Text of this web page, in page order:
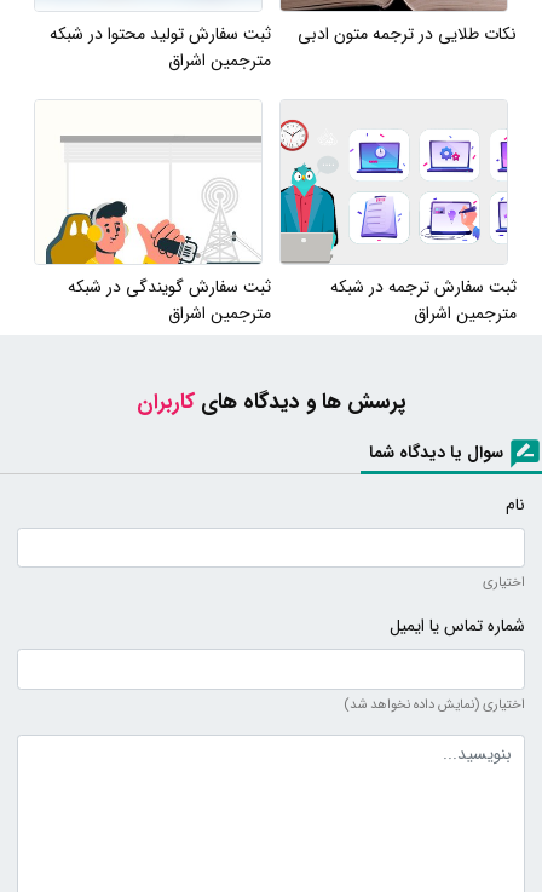
نکات طلایی در ترجمه متون ادبی
ثبت سفارش تولید محتوا در شبکه
مترجمین اشراق
ثبت سفارش ترجمه در شبکه
مترجمین اشراق
ثبت سفارش گویندگی در شبکه
مترجمین اشراق
پرسش ها و دیدگاه هایکاربران
سوال یا دیدگاه شما
نام
اختیاری
شماره تماس یا ایمیل
اختیاری (نمایش داده نخواهد شد)
متن دیدگاه